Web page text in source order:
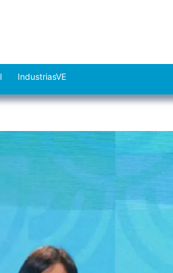
IndustriasVE
el